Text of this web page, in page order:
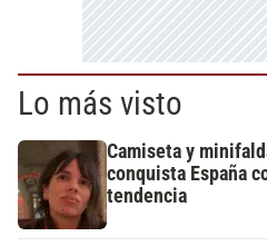
Lo más visto
Camiseta y
conquista España
tendencia